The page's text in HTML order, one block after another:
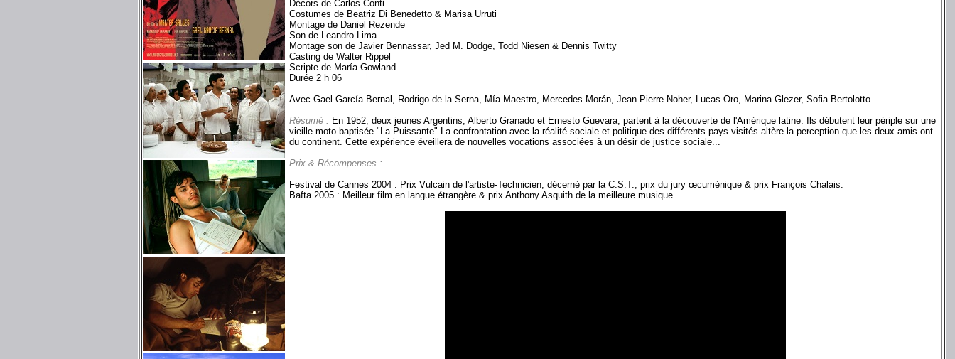
Décors de Carlos Conti
Costumes de Beatriz Di Benedetto & Marisa Urruti
Montage de Daniel Rezende
Son de Leandro Lima
Montage son de Javier Bennassar, Jed M. Dodge, Todd Niesen & Dennis Twitty
Casting de Walter Rippel
Scripte de María Gowland
Durée 2 h 06
Avec Gael García Bernal, Rodrigo de la Serna, Mía Maestro, Mercedes Morán, Jean Pierre Noher, Lucas Oro, Marina Glezer, Sofia Bertolotto...
Résumé : En 1952, deux jeunes Argentins, Alberto Granado et Ernesto Guevara, partent à la découverte de l'Amérique latine. Ils débutent leur périple sur une
vieille moto baptisée "La Puissante".La confrontation avec la réalité sociale et politique des différents pays visités altère la perception que les deux amis ont
du continent. Cette expérience éveillera de nouvelles vocations associées à un désir de justice sociale...
Prix & Récompenses :
Festival de Cannes 2004 : Prix Vulcain de l'artiste-Technicien, décerné par la C.S.T., prix du jury œcuménique & prix François Chalais.
Bafta 2005 : Meilleur film en langue étrangère & prix Anthony Asquith de la meilleure musique.